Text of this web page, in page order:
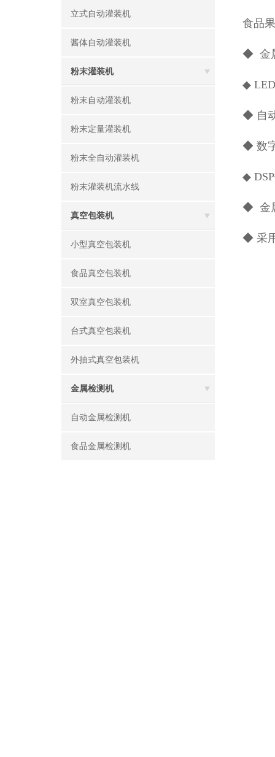
立式自动灌装机
酱体自动灌装机
粉末灌装机
粉末自动灌装机
粉末定量灌装机
粉末全自动灌装机
粉末灌装机流水线
真空包装机
小型真空包装机
食品真空包装机
双室真空包装机
台式真空包装机
外抽式真空包装机
金属检测机
自动金属检测机
食品金属检测机
食品
◆ 金
◆
◆ 自
◆ 数
◆
◆ 金
◆ 采